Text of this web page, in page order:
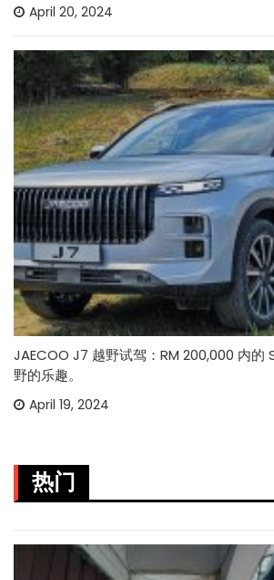
April 20, 2024
JAECOO J7 越野试驾：RM 200,000 内的
野的乐趣。
April 19, 2024
热门